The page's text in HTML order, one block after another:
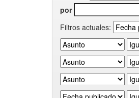
por
Filtros actuales: